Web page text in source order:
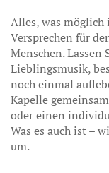
Alles, was
Versprechen für
Menschen.
Lieblingsmusik,
noch einmal
Kapelle
oder einen
Was es auch ist –
um.